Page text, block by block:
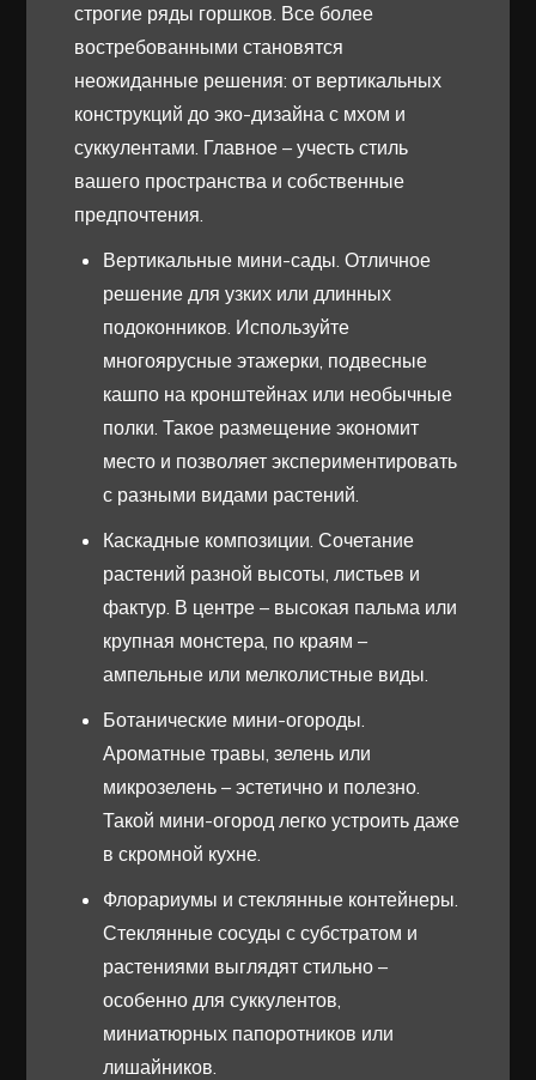
строгие ряды горшков. Все более
востребованными становятся
неожиданные решения: от вертикальных
конструкций до эко-дизайна с мхом и
суккулентами. Главное – учесть стиль
вашего пространства и собственные
предпочтения.
Вертикальные мини-сады. Отличное
решение для узких или длинных
подоконников. Используйте
многоярусные этажерки, подвесные
кашпо на кронштейнах или необычные
полки. Такое размещение экономит
место и позволяет экспериментировать
с разными видами растений.
Каскадные композиции. Сочетание
растений разной высоты, листьев и
фактур. В центре – высокая пальма или
крупная монстера, по краям –
ампельные или мелколистные виды.
Ботанические мини-огороды.
Ароматные травы, зелень или
микрозелень – эстетично и полезно.
Такой мини-огород легко устроить даже
в скромной кухне.
Флорариумы и стеклянные контейнеры.
Стеклянные сосуды с субстратом и
растениями выглядят стильно –
особенно для суккулентов,
миниатюрных папоротников или
лишайников.